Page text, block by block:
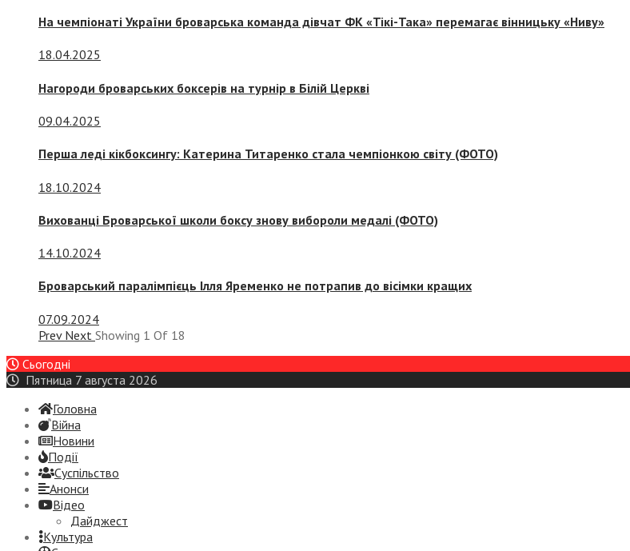
На чемпіонаті України броварська команда дівчат ФК «Тікі-Така» перемагає вінницьку «Ниву»
18.04.2025
Нагороди броварських боксерів на турнір в Білій Церкві
09.04.2025
Перша леді кікбоксингу: Катерина Титаренко стала чемпіонкою світу (ФОТО)
18.10.2024
Вихованці Броварської школи боксу знову вибороли медалі (ФОТО)
14.10.2024
Броварський паралімпієць Ілля Яременко не потрапив до вісімки кращих
07.09.2024
Prev Next Showing 1 Of 18
Сьогодні
Пятница 7 августа 2026
Головна
Війна
Новини
Події
Суспiльство
Анонси
Відео
Дайджест
Культура